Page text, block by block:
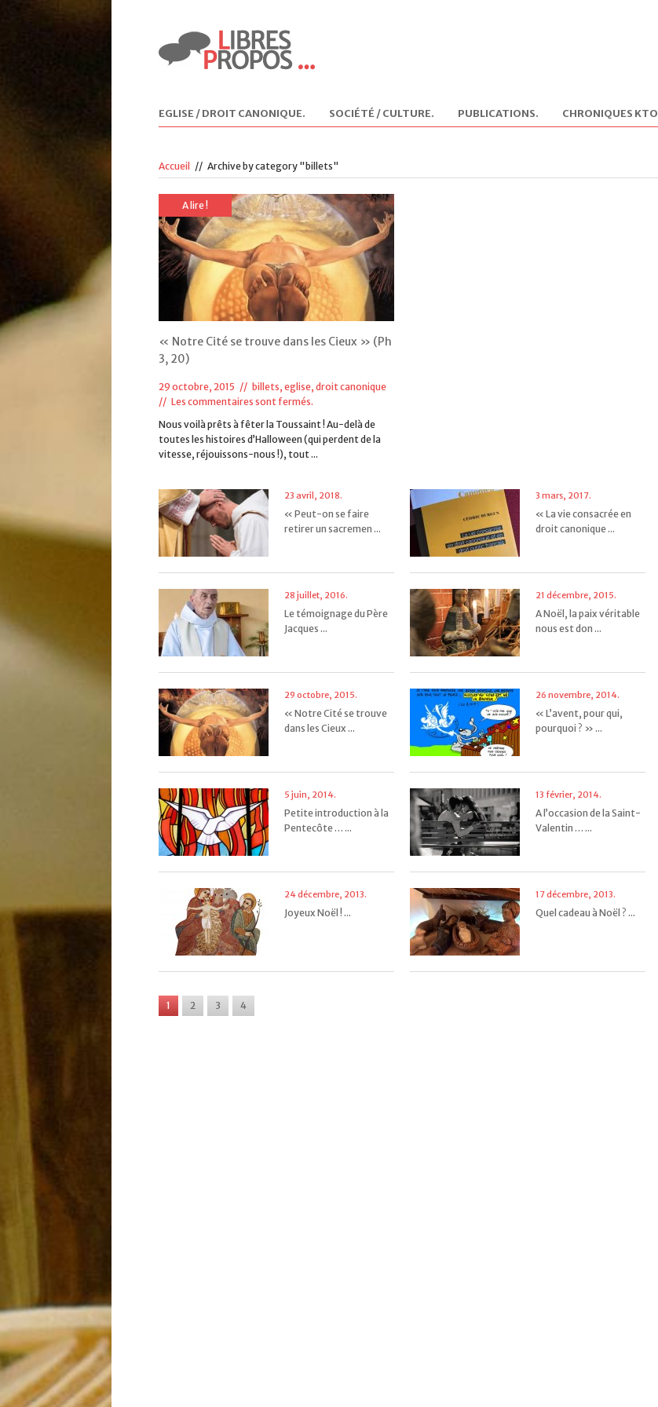
EGLISE / DROIT CANONIQUE. SOCIÉTÉ / CULTURE. PUBLICATIONS. CHRONIQUES KTO
Accueil // Archive by category "billets"
A lire !
« Notre Cité se trouve dans les Cieux » (Ph
3, 20)
29 octobre, 2015 // billets, eglise, droit canonique
// Les commentaires sont fermés.
Nous voilà prêts à fêter la Toussaint ! Au-delà de
toutes les histoires d’Halloween (qui perdent de la
vitesse, réjouissons-nous !), tout ...
23 avril, 2018.
« Peut-on se faire
retirer un sacremen ...
3 mars, 2017.
« La vie consacrée en
droit canonique ...
28 juillet, 2016.
Le témoignage du Père
Jacques ...
21 décembre, 2015.
A Noël, la paix véritable
nous est don ...
29 octobre, 2015.
« Notre Cité se trouve
dans les Cieux ...
26 novembre, 2014.
« L’avent, pour qui,
pourquoi ? » ...
5 juin, 2014.
Petite introduction à la
Pentecôte … ...
13 février, 2014.
A l’occasion de la Saint-
Valentin … ...
24 décembre, 2013.
Joyeux Noël ! ...
17 décembre, 2013.
Quel cadeau à Noël ? ...
1 2 3 4